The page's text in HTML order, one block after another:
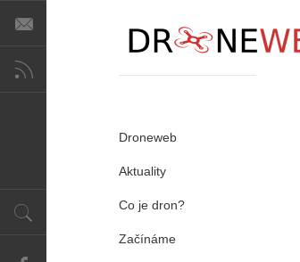
Droneweb
Aktuality
Co je dron?
Začínáme